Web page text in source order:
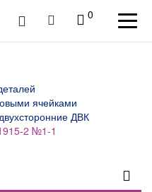
0
ячейками
ДВК
2 №1-1